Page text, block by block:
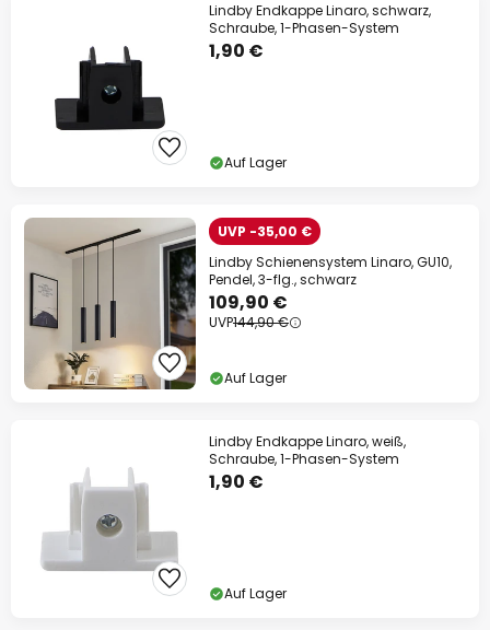
Lindby Endkappe Linaro, schwarz,
Schraube, 1-Phasen-System
1,90 €
Auf Lager
UVP -35,00 €
Lindby Schienensystem Linaro, GU10,
Pendel, 3-flg., schwarz
109,90 €
UVP144,90 €
Auf Lager
Lindby Endkappe Linaro, weiß,
Schraube, 1-Phasen-System
1,90 €
Auf Lager